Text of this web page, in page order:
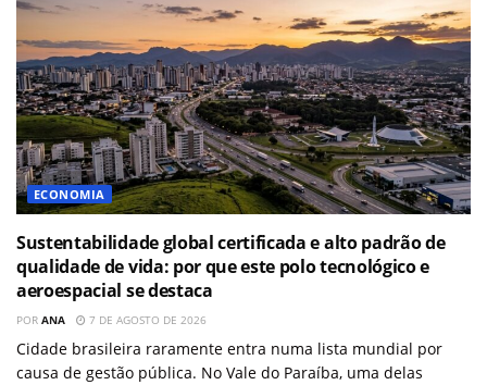
ECONOMIA
Sustentabilidade global certificada e alto padrão de
qualidade de vida: por que este polo tecnológico e
aeroespacial se destaca
POR ANA 7 DE AGOSTO DE 2026
Cidade brasileira raramente entra numa lista mundial por
causa de gestão pública. No Vale do Paraíba, uma delas